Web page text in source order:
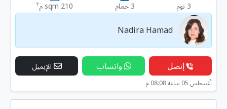
3 نوم 3 حمام 210 sqm م ٢
Nadira Hamad
إتصل واتساب الإيميل
أغسطس 05 ساعه 08:08 م